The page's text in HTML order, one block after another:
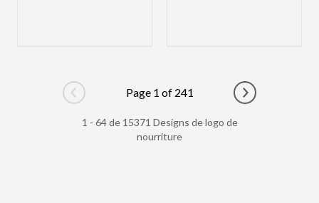
Go to previous page
Page 1 of 241
Go to next
1 - 64 de 15371 Designs de logo de
nourriture